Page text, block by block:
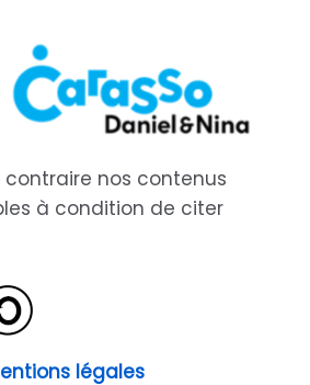
nos contenus
à condition de citer
légales